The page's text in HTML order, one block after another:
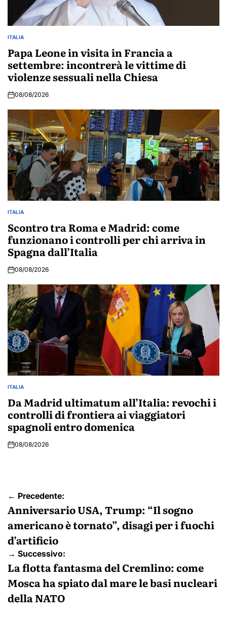
POSTED
ITALIA
Papa Leone in visita in Francia a
settembre: incontrerà le vittime di
violenze sessuali nella Chiesa
08/08/2026
POSTED
ITALIA
Scontro tra Roma e Madrid: come
funzionano i controlli per chi arriva in
Spagna dall’Italia
08/08/2026
POSTED
ITALIA
Da Madrid ultimatum all’Italia: revochi i
controlli di frontiera ai viaggiatori
spagnoli entro domenica
08/08/2026
Navigazione
articoli
← Precedente:
Anniversario USA, Trump: “Il sogno
americano è tornato”, disagi per i fuochi
d’artificio
→ Successivo:
La flotta fantasma del Cremlino: come
Mosca ha spiato dal mare le basi nucleari
della NATO